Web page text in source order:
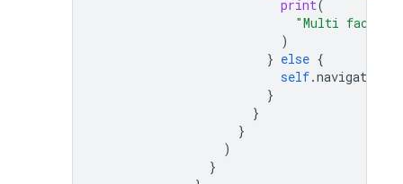
print(
"Multi factor
)
} else {
self.
}
}
}
)
}